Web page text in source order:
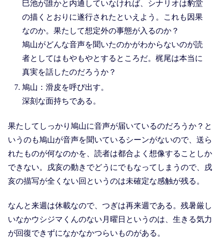
巳池が誰かと内通していなければ、シナリオは豹堂
の描くとおりに遂行されたといえよう。これも因果
なのか。果たして想定外の事態が入るのか？
鳩山がどんな音声を聞いたのかがわからないのが読
者としてはもやもやとするところだ。梶尾は本当に
真実を話したのだろうか？
鳩山：滑皮を呼び出す。
深刻な面持ちである。
果たしてしっかり鳩山に音声が届いているのだろうか？と
いうのも鳩山が音声を聞いているシーンがないので、送ら
れたものが何なのかを、読者は都合よく想像することしか
できない。戌亥の動きでどうにでもなってしまうので、戌
亥の描写が全くない回というのは未確定な感触が残る。
なんと来週は休載なので、つぎは再来週である。残暑厳し
いなかウシジマくんのない月曜日というのは、生きる気力
が回復できずになかなかつらいものがある。